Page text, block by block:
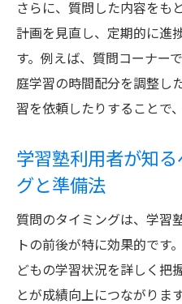
維持
学習塾の質問力
グ方法
さらに、質問した内容をも
計画を見直し、定期的に進
す。例えば、質問コーナー
庭学習の時間配分を調整し
習を依頼したりすることで
学習塾利用者が知
グと準備法
質問のタイミングは、学習
トの前後が特に効果的です
どもの学習状況を詳しく把
とが成績向上につながりま